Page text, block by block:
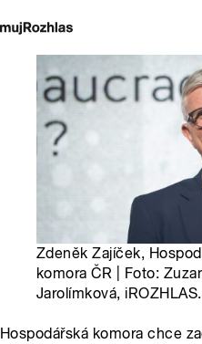
Zdeněk Zajíček,
komora ČR | Foto:
Jarolímková,
Hospodářská komora chce